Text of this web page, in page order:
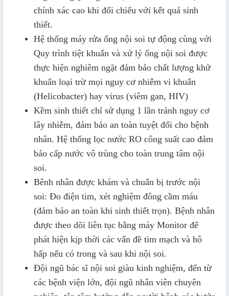
chính xác cao khi đối chiếu với kết quả sinh
thiết.
Hệ thống máy rửa ống nội soi tự động cùng với
Quy trình tiệt khuẩn và xử lý ống nội soi được
thực hiện nghiêm ngặt đảm bảo chất lượng khử
khuẩn loại trừ mọi nguy cơ nhiễm vi khuẩn
(Helicobacter) hay virus (viêm gan, HIV)
Kềm sinh thiết chỉ sử dụng 1 lần tránh nguy cơ
lây nhiễm, đảm bảo an toàn tuyệt đối cho bệnh
nhân. Hệ thống lọc nước RO công suất cao đảm
bảo cấp nước vô trùng cho toàn trung tâm nội
soi.
Bênh nhân được khám và chuẩn bị trước nội
soi: Đo điện tim, xét nghiệm đông cầm máu
(đảm bảo an toàn khi sinh thiết trọn). Bệnh nhân
được theo dõi liên tục bằng máy Monitor để
phát hiện kịp thời các vấn đề tim mạch và hô
hấp nếu có trong và sau khi nội soi.
Đội ngũ bác sĩ nội soi giàu kinh nghiệm, đến từ
các bệnh viện lớn, đội ngũ nhân viên chuyên